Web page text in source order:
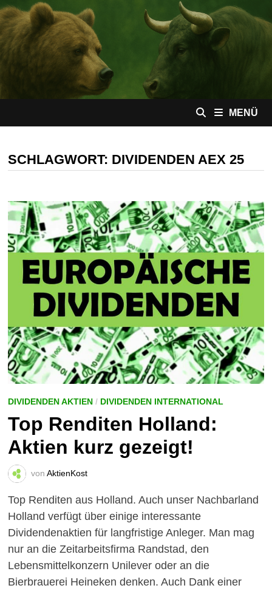
Zum
Inhalt
springen
MENÜ
SCHLAGWORT: DIVIDENDEN AEX 25
DIVIDENDEN AKTIEN/ DIVIDENDEN INTERNATIONAL
Top Renditen Holland:
Aktien kurz gezeigt!
von AktienKost
Top Renditen aus Holland. Auch unser Nachbarland
Holland verfügt über einige interessante
Dividendenaktien für langfristige Anleger. Man mag
nur an die Zeitarbeitsfirma Randstad, den
Lebensmittelkonzern Unilever oder an die
Bierbrauerei Heineken denken. Auch Dank einer